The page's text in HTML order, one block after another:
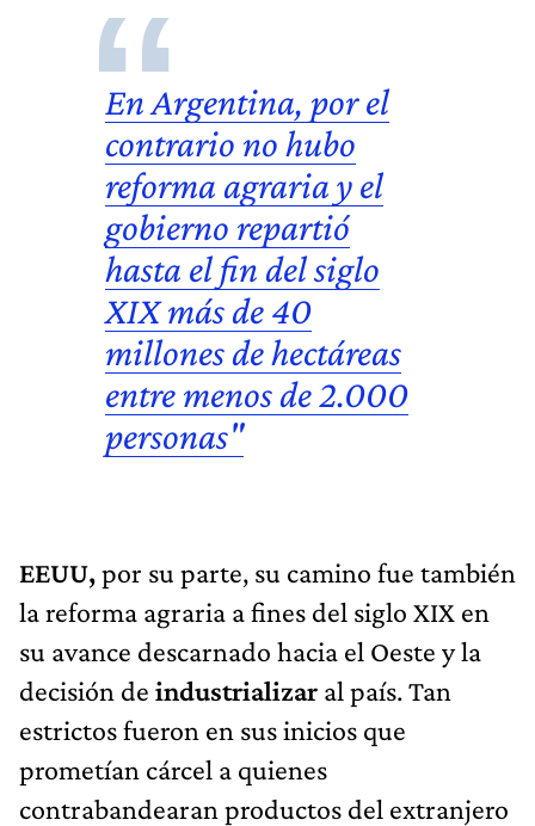
En Argentina, por el
contrario no hubo
reforma agraria y el
gobierno repartió
hasta el fin del siglo
XIX más de40
millones de hectáreas
entre menos de2.000
personas"
EEUU,por su parte, su camino fue también
la reforma agraria a fines del siglo XIX en
su avance descarnado hacia el Oeste y la
decisión de industrializar al país. Tan
estrictos fueron en sus inicios que
prometían cárcel a quienes
contrabandearan productos del extranjero